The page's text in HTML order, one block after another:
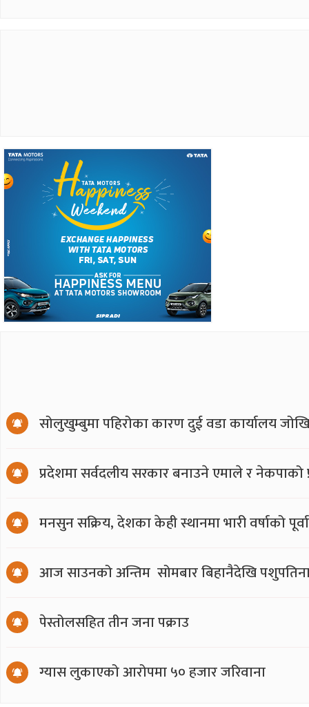
सोलुखुम्बुमा पहिरोका कारण दुई वडा कार्यालय
प्रदेशमा सर्वदलीय सरकार बनाउने एमाले र नेकपाको
मनसुन सक्रिय, देशका केही स्थानमा भारी वर्षाको
आज साउनको अन्तिम सोमबार बिहानैदेखि
पेस्तोलसहित तीन जना पक्राउ
ग्यास लुकाएको आरोपमा ५० हजार जरिवाना